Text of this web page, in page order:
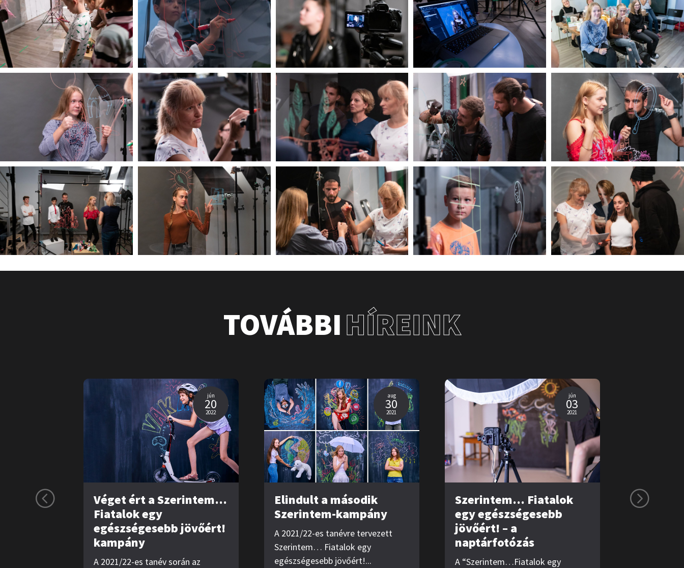
TOVÁBBIHÍREINK
jún
20
2022
Véget ért a Szerintem…
Fiatalok egy
egészségesebb jövőért!
kampány
A 2021/22-es tanév során az
aug
30
2021
Elindult a második
Szerintem-kampány
A 2021/22-es tanévre tervezett
Szerintem… Fiatalok egy
egészségesebb jövőért!...
jún
03
2021
Szerintem… Fiatalok
egy egészségesebb
jövőért! – a
naptárfotózás
A “Szerintem…Fiatalok egy